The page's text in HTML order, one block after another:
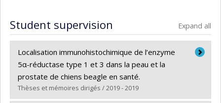
Student supervision Expand all
Localisation immunohistochimique de l’enzyme
5α-réductase type 1 et 3 dans la peau et la
prostate de chiens beagle en santé.
Thèses et mémoires dirigés / 2019 - 2019